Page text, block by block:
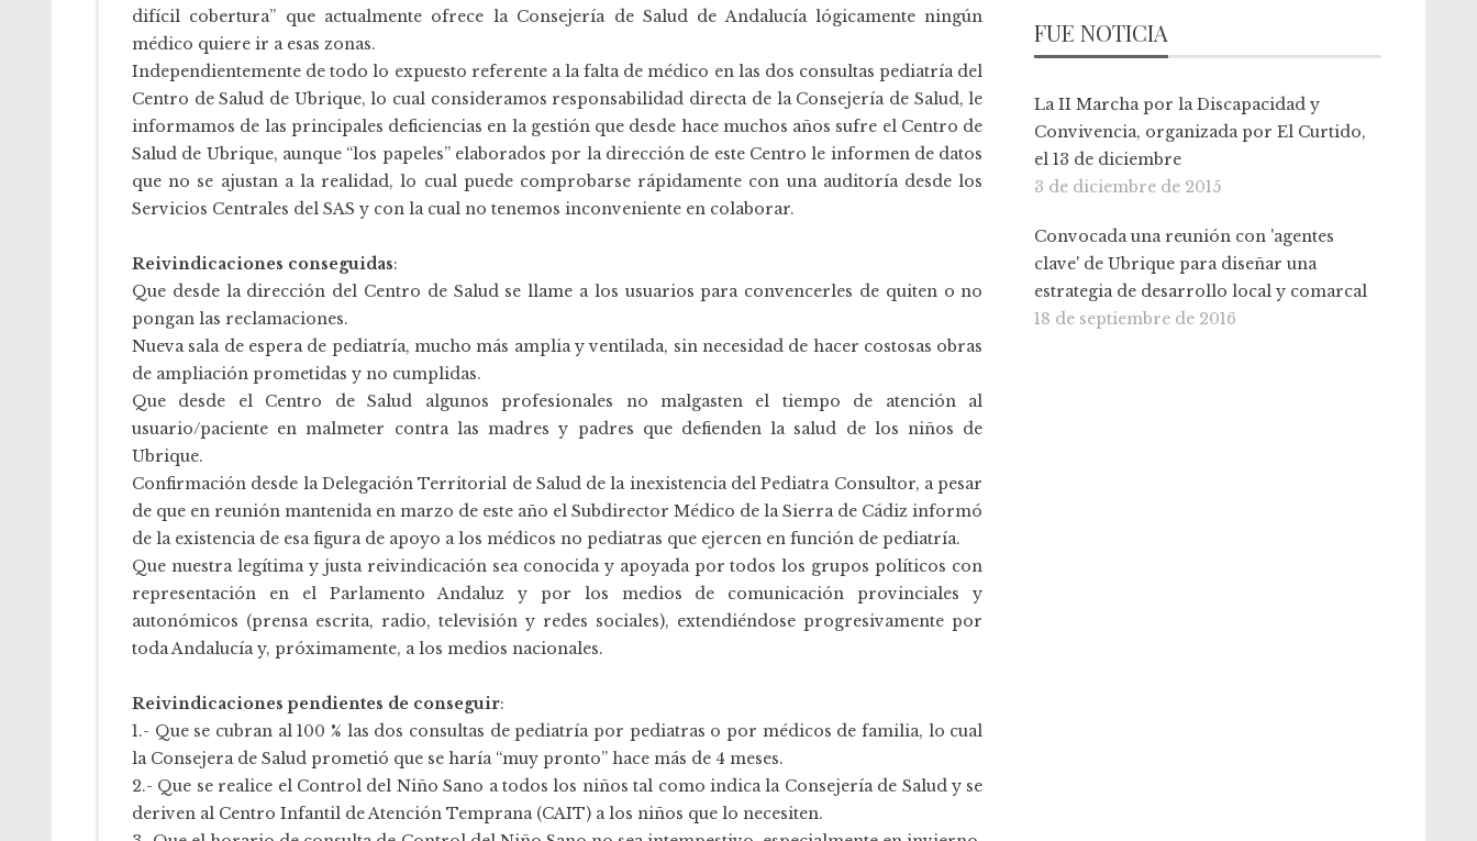
difícil cobertura” que actualmente ofrece la Consejería de Salud de Andalucía lógicamente ningún
médico quiere ir a esas zonas.
Independientemente de todo lo expuesto referente a la falta de médico en las dos consultas pediatría del
Centro de Salud de Ubrique, lo cual consideramos responsabilidad directa de la Consejería de Salud, le
informamos de las principales deficiencias en la gestión que desde hace muchos años sufre el Centro de
Salud de Ubrique, aunque “los papeles” elaborados por la dirección de este Centro le informen de datos
que no se ajustan a la realidad, lo cual puede comprobarse rápidamente con una auditoría desde los
Servicios Centrales del SAS y con la cual no tenemos inconveniente en colaborar.
Reivindicaciones conseguidas:
Que desde la dirección del Centro de Salud se llame a los usuarios para convencerles de quiten o no
pongan las reclamaciones.
Nueva sala de espera de pediatría, mucho más amplia y ventilada, sin necesidad de hacer costosas obras
de ampliación prometidas y no cumplidas.
Que desde el Centro de Salud algunos profesionales no malgasten el tiempo de atención al
usuario/paciente en malmeter contra las madres y padres que defienden la salud de los niños de
Ubrique.
Confirmación desde la Delegación Territorial de Salud de la inexistencia del Pediatra Consultor, a pesar
de que en reunión mantenida en marzo de este año el Subdirector Médico de la Sierra de Cádiz informó
de la existencia de esa figura de apoyo a los médicos no pediatras que ejercen en función de pediatría.
Que nuestra legítima y justa reivindicación sea conocida y apoyada por todos los grupos políticos con
representación en el Parlamento Andaluz y por los medios de comunicación provinciales y
autonómicos (prensa escrita, radio, televisión y redes sociales), extendiéndose progresivamente por
toda Andalucía y, próximamente, a los medios nacionales.
Reivindicaciones pendientes de conseguir:
1.- Que se cubran al 100 % las dos consultas de pediatría por pediatras o por médicos de familia, lo cual
la Consejera de Salud prometió que se haría “muy pronto” hace más de 4 meses.
2.- Que se realice el Control del Niño Sano a todos los niños tal como indica la Consejería de Salud y se
deriven al Centro Infantil de Atención Temprana (CAIT) a los niños que lo necesiten.
FUE NOTICIA
La II Marcha por la Discapacidad y
Convivencia, organizada por El Curtido,
el 13 de diciembre
3 de diciembre de 2015
Convocada una reunión con 'agentes
clave' de Ubrique para diseñar una
estrategia de desarrollo local y comarcal
18 de septiembre de 2016